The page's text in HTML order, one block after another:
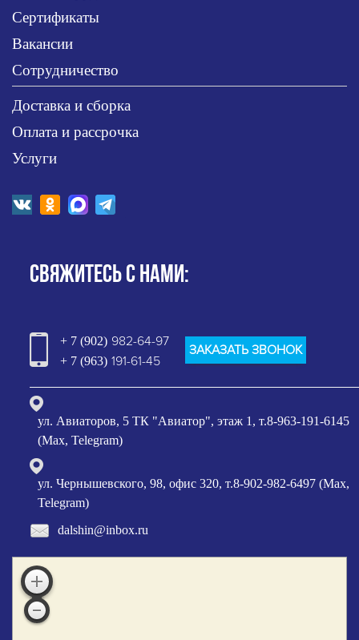
Сертификаты
Вакансии
Сотрудничество
Доставка и сборка
Оплата и рассрочка
Услуги
СВЯЖИТЕСЬ С НАМИ:
+ 7 (902) 982-64-97
+ 7 (963) 191-61-45
ЗАКАЗАТЬ ЗВОНОК
ул. Авиаторов, 5 ТК "Авиатор", этаж 1, т.8-963-191-6145
(Max, Telegram)
ул. Чернышевского, 98, офис 320, т.8-902-982-6497 (Max,
Telegram)
dalshin@inbox.ru